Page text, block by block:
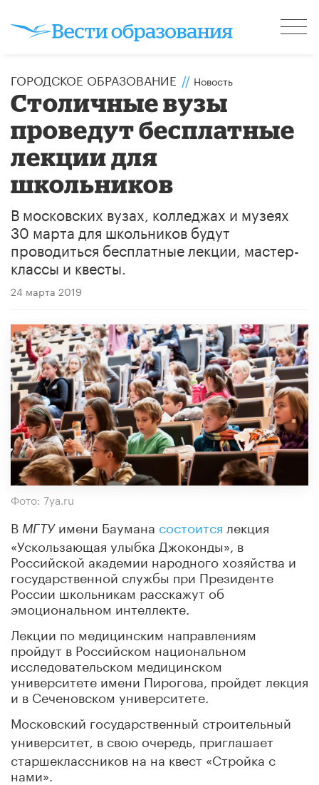
ГОРОДСКОЕ ОБРАЗОВАНИЕ // Новость
​Столичные вузы
проведут бесплатные
лекции для
школьников
В московских вузах, колледжах и музеях
30 марта для школьников будут
проводиться бесплатные лекции, мастер-
классы и квесты.
24 марта 2019
Фото: 7ya.ru
В МГТУ имени Баумана состоится лекция
«Ускользающая улыбка Джоконды», в
Российской академии народного хозяйства и
государственной службы при Президенте
России школьникам расскажут об
эмоциональном интеллекте.
Лекции по медицинским направлениям
пройдут в Российском национальном
исследовательском медицинском
университете имени Пирогова, пройдет лекция
и в Сеченовском университете.
Московский государственный строительный
университет, в свою очередь, приглашает
старшеклассников на на квест «Стройка с
нами».